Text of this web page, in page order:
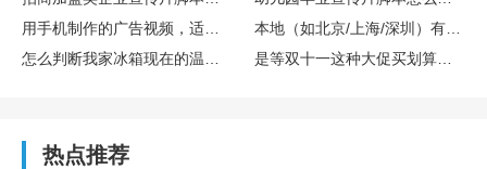
热点推荐